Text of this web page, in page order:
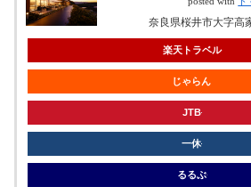
奈良県桜井市大字高
楽天トラベル
じゃらん
JTB
一休
るるぶ